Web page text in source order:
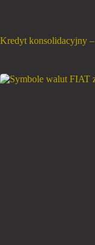
Kredyt konsolidacyjny